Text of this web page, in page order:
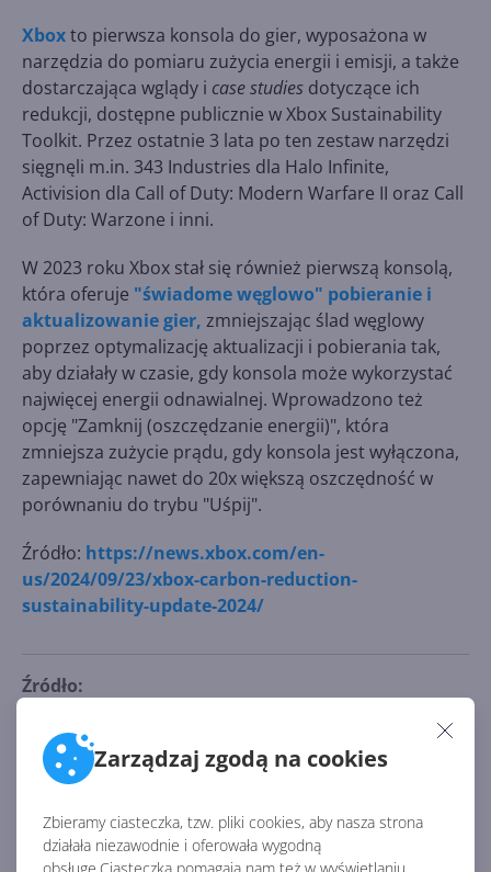
Zarządzaj zgodą na cookies
Zbieramy ciasteczka, tzw. pliki cookies, aby nasza strona
działała niezawodnie i oferowała wygodną
Xboxto pierwsza konsola do gier, wyposażona w
narzędzia do pomiaru zużycia energii i emisji, a także
dostarczająca wglądy i case studies dotyczące ich
redukcji, dostępne publicznie w Xbox Sustainability
Toolkit. Przez ostatnie 3 lata po ten zestaw narzędzi
sięgnęli m.in. 343 Industries dla Halo Infinite,
Activision dla Call of Duty: Modern Warfare II oraz Call
of Duty: Warzone i inni.
W 2023 roku Xbox stał się również pierwszą konsolą,
która oferuje "świadome węglowo" pobieranie i
aktualizowanie gier, zmniejszając ślad węglowy
poprzez optymalizację aktualizacji i pobierania tak,
aby działały w czasie, gdy konsola może wykorzystać
najwięcej energii odnawialnej. Wprowadzono też
opcję "Zamknij (oszczędzanie energii)", która
zmniejsza zużycie prądu, gdy konsola jest wyłączona,
zapewniając nawet do 20x większą oszczędność w
porównaniu do trybu "Uśpij".
Źródło: https://news.xbox.com/en-
us/2024/09/23/xbox-carbon-reduction-
sustainability-update-2024/
Źródło:
carbon-reduction-sustainability-update-2024/
AKTUALNOŚCI Z KATEGORII XBOX